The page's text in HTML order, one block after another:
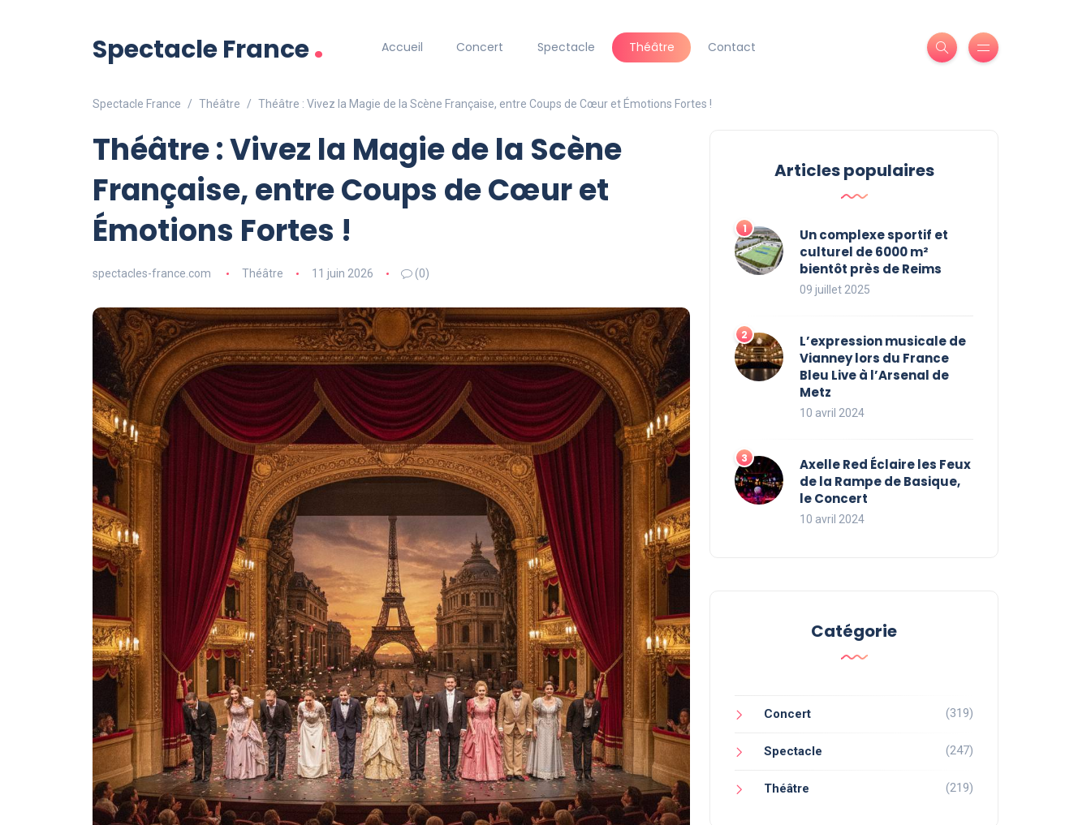
Spectacle France. Accueil Concert Spectacle Théâtre Contact
Spectacle France Théâtre Théâtre : Vivez la Magie de la Scène Française, entre Coups de Cœur et Émotions Fortes !
Théâtre : Vivez la Magie de la Scène
Française, entre Coups de Cœur et
Émotions Fortes !
spectacles-france.com Théâtre 11 juin 2026 (0)
Articles populaires
Un complexe sportif et
culturel de 6000 m²
bientôt près de Reims
09 juillet 2025
L’expression musicale de
Vianney lors du France
Bleu Live à l’Arsenal de
Metz
10 avril 2024
Axelle Red Éclaire les Feux
de la Rampe de Basique,
le Concert
10 avril 2024
Catégorie
Concert (319)
Spectacle (247)
Théâtre (219)